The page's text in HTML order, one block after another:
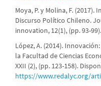
Moya, P. y Molina, F.
Discurso Político Chileno.
innovation, 12(1), (pp. 93-99).
López, A. (2014).
la Facultad de Ciencias
XXII (2), (pp. 123-158).
https://www.redalyc.org/